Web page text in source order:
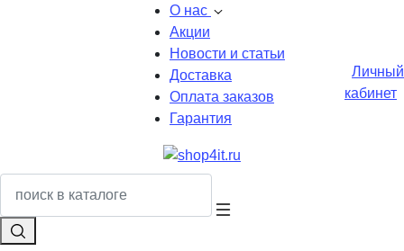
О нас
Акции
Новости и статьи
Доставка
Оплата заказов
Гарантия
Личный
кабинет